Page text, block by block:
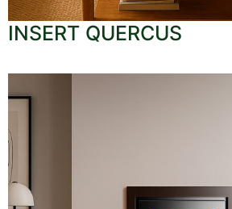
INSERT QUERCUS